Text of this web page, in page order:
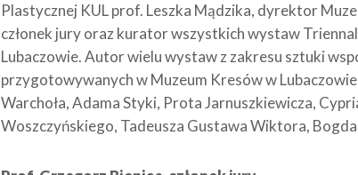
Plastycznej KUL prof. Leszka Mądzika, dyrektor
członek jury oraz kurator wszystkich wystaw
Lubaczowie. Autor wielu wystaw z zakresu sztuki
przygotowywanych w Muzeum Kresów w
Warchoła, Adama Styki, Prota Jarnuszkiewicza,
Woszczyńskiego, Tadeusza Gustawa Wiktora,